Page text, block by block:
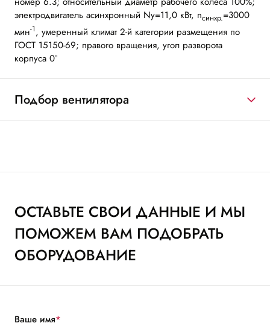
электродвигатель асинхронный Nу=11,0 кВт, nсинхр.=3000
мин-1, умеренный климат 2-й категории размещения по
ГОСТ 15150-69; правого вращения, угол разворота
корпуса 0°
Подбор вентилятора
ОСТАВЬТЕ СВОИ ДАННЫЕ И МЫ
ПОМОЖЕМ ВАМ ПОДОБРАТЬ
ОБОРУДОВАНИЕ
Ваше имя*